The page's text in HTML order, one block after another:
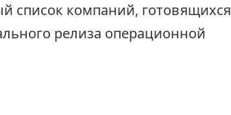
список компаний, готовящихся
релиза операционной